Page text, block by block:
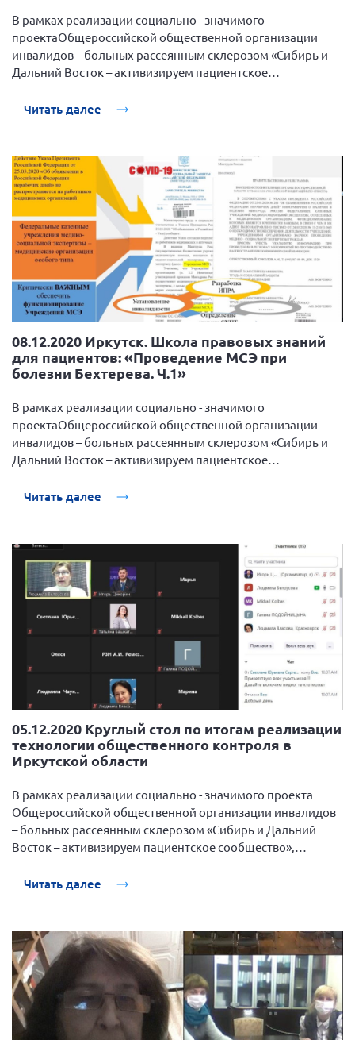
В рамках реализации социально - значимого
проектаОбщероссийской общественной организации
инвалидов – больных рассеянным склерозом «Сибирь и
Дальний Восток – активизируем пациентское
грантов, 8 декабря 2020 года прошла очередная веб-
инфекции».
Читать далее
08.12.2020 Иркутск. Школа правовых знаний
для пациентов: «Проведение МСЭ при
болезни Бехтерева. Ч.1»
В рамках реализации социально - значимого
проектаОбщероссийской общественной организации
инвалидов – больных рассеянным склерозом «Сибирь и
Дальний Восток – активизируем пациентское
грантов, 8 декабря 2020 года прошла очередная веб-
Читать далее
05.12.2020 Круглый стол по итогам реализации
технологии общественного контроля в
Иркутской области
В рамках реализации социально - значимого проекта
Общероссийской общественной организации инвалидов
– больных рассеянным склерозом «Сибирь и Дальний
Восток – активизируем пациентское сообщество»,
декабря 2020 года в формате Online на платформе Zoom
«Реализации мер по оптимизации работы медицинских
организаций, оказывающих первичную медико-
санитарную помощь, которые участвуют в создании и
тиражировании «Новой модели медицинской
организации, оказывающих первичную медико-
санитарную помощь».
Читать далее